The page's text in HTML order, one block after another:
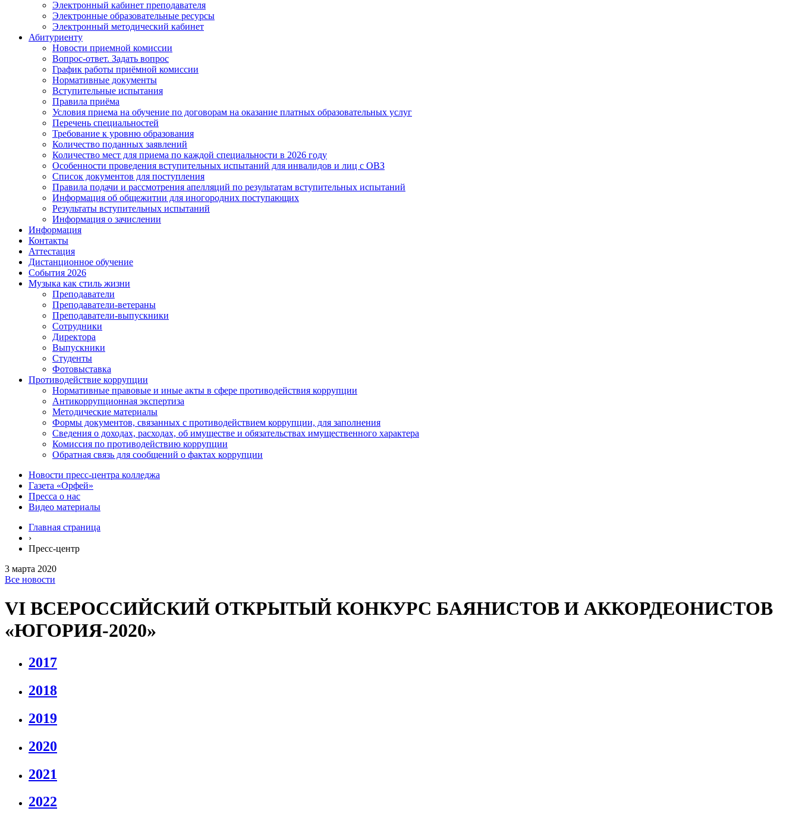
Электронный кабинет преподавателя
Электронные образовательные ресурсы
Электронный методический кабинет
Абитуриенту
Новости приемной комиссии
Вопрос-ответ. Задать вопрос
График работы приёмной комиссии
Нормативные документы
Вступительные испытания
Правила приёма
Условия приема на обучение по договорам на оказание платных образовательных услуг
Перечень специальностей
Требование к уровню образования
Количество поданных заявлений
Количество мест для приема по каждой специальности в 2026 году
Особенности проведения вступительных испытаний для инвалидов и лиц с ОВЗ
Список документов для поступления
Правила подачи и рассмотрения апелляций по результатам вступительных испытаний
Информация об общежитии для иногородних поступающих
Результаты вступительных испытаний
Информация о зачислении
Информация
Контакты
Аттестация
Дистанционное обучение
События 2026
Музыка как стиль жизни
Преподаватели
Преподаватели-ветераны
Преподаватели-выпускники
Сотрудники
Директора
Выпускники
Студенты
Фотовыставка
Противодействие коррупции
Нормативные правовые и иные акты в сфере противодействия коррупции
Антикоррупционная экспертиза
Методические материалы
Формы документов, связанных с противодействием коррупции, для заполнения
Сведения о доходах, расходах, об имуществе и обязательствах имущественного характера
Комиссия по противодействию коррупции
Обратная связь для сообщений о фактах коррупции
Новости пресс-центра колледжа
Газета «Орфей»
Пресса о нас
Видео материалы
Главная страница
›
Пресс-центр
3 марта 2020
Все новости
VI ВСЕРОССИЙСКИЙ ОТКРЫТЫЙ КОНКУРС БАЯНИСТОВ И АККОРДЕОНИСТОВ
«ЮГОРИЯ-2020»
2017
2018
2019
2020
2021
2022